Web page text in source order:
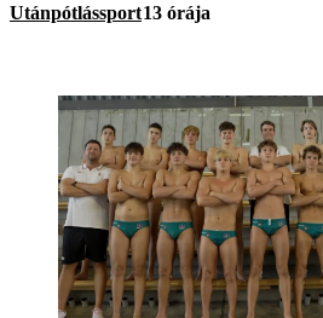
Utánpótlássport13 órája